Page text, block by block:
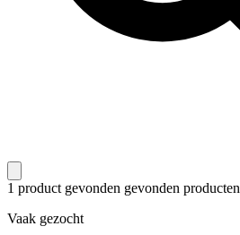
1 product gevonden gevonden producten
Vaak gezocht